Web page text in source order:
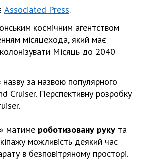
Associated Press.
космічним агентством
місяцехода, який має
Місяць до 2040
за назвою популярного
Cruiser. Перспективну розробку
матиме роботизовану руку та
можливість деякий час
в безповітряному просторі.